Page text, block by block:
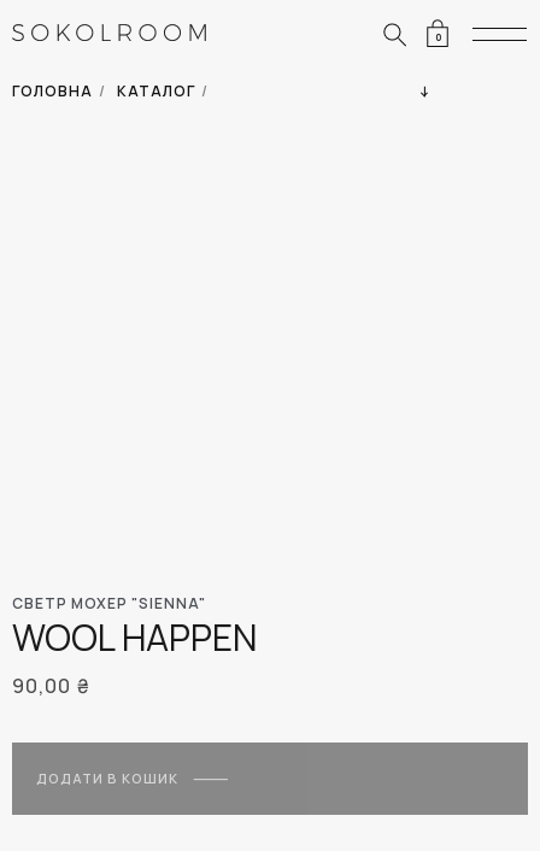
0
ГОЛОВНА / КАТАЛОГ /
СВЕТР МОХЕР "SIENNA"
WOOL HAPPEN
90,00 ₴
ДОДАТИ В КОШИК